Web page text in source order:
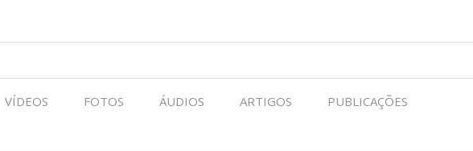
VÍDEOS FOTOS ÁUDIOS ARTIGOS PUBLICAÇÕES